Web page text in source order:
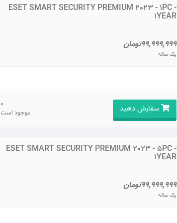
ESET SMART SECURITY PREMIUM 2023 - 1PC -
1YEAR
99,999,999تومان
یک ساله
سفارش دهید
0
موجود است
ESET SMART SECURITY PREMIUM 2023 - 5PC -
1YEAR
99,999,999تومان
یک ساله